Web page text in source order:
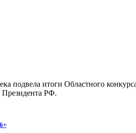
подвела итоги Областного
Президента РФ.
6+